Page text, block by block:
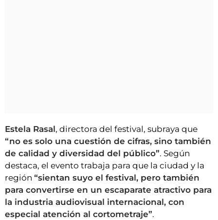
Estela Rasal, directora del festival, subraya que
“no es solo una cuestión de cifras, sino también
de calidad y diversidad del público”. Según
destaca, el evento trabaja para que la ciudad y la
región “sientan suyo el festival, pero también
para convertirse en un escaparate atractivo para
la industria audiovisual internacional, con
especial atención al cortometraje”.